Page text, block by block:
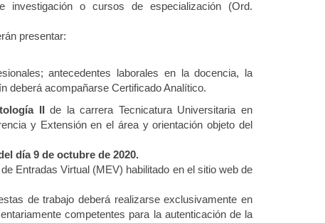
investigación o cursos de especialización (Ord.
presentar:
antecedentes laborales en la docencia, la
deberá acompañarse Certificado Analítico.
II
de la carrera Tecnicatura Universitaria en
y Extensión en el área y orientación objeto del
día 9 de octubre de 2020.
Entradas Virtual (MEV) habilitado en el sitio web de
de trabajo deberá realizarse exclusivamente en
competentes para la autenticación de la